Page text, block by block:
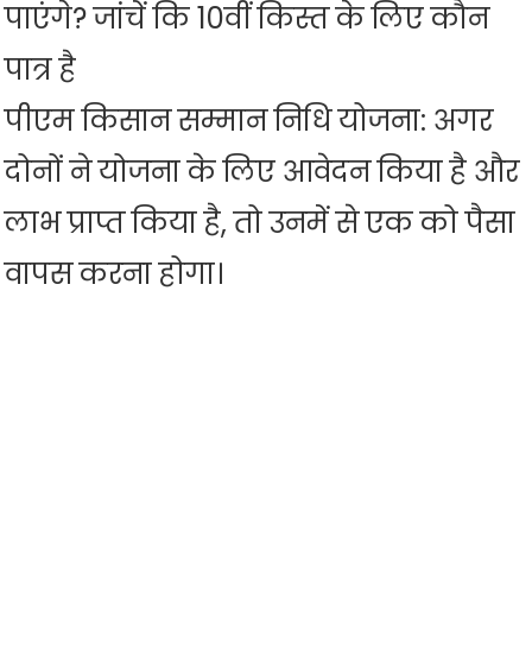
पाएंगे? जांचें कि 10वीं किस्त के लिए कौन
पात्र है
पीएम किसान सम्मान निधि योजना: अगर
दोनों ने योजना के लिए आवेदन किया है और
लाभ प्राप्त किया है, तो उनमें से एक को पैसा
वापस करना होगा।